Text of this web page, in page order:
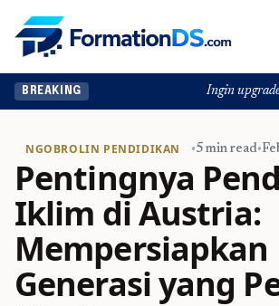
BREAKING Ingin upgrade
NGOBROLIN PENDIDIKAN •5 min read•
Pentingnya
Iklim di Austria:
Mempersiapkan
Generasi yang